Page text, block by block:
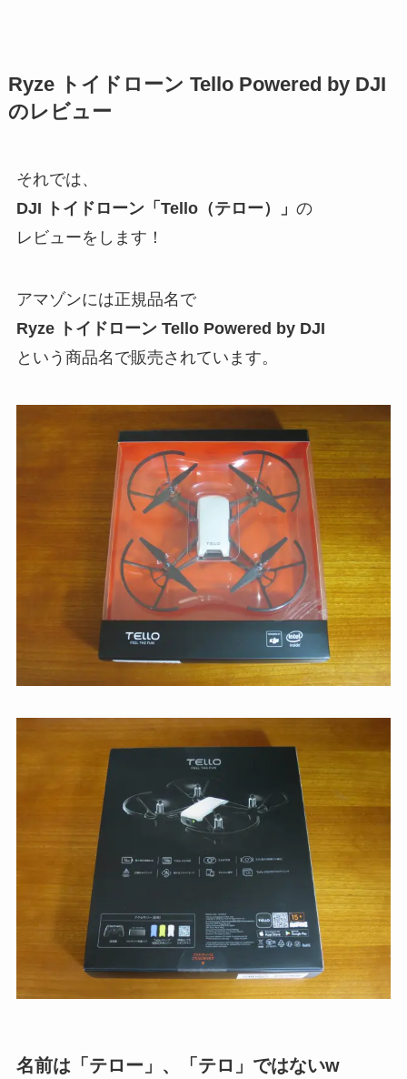
Ryze トイドローン Tello Powered by DJI
のレビュー
それでは、
DJI トイドローン「Tello（テロー）」 の
レビューをします！
アマゾンには正規品名で
Ryze トイドローン Tello Powered by DJI
という商品名で販売されています。
名前は「テロー」、「テロ」ではないw